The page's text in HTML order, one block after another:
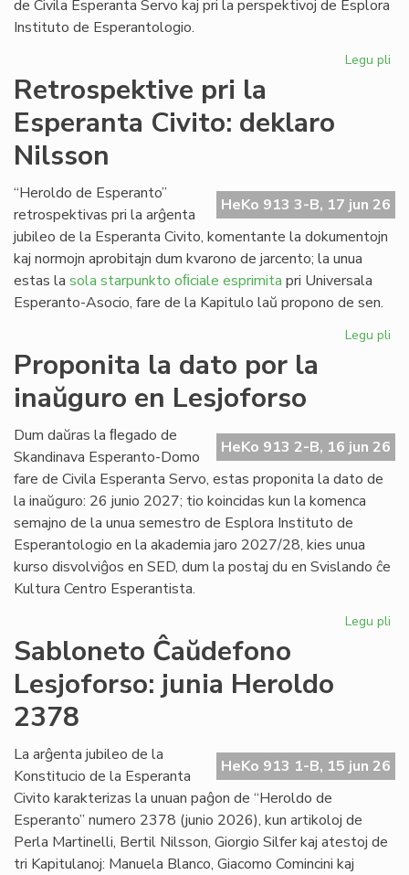
de Civila Esperanta Servo kaj pri la perspektivoj de Esplora
Instituto de Esperantologio.
Legu pli
Retrospektive pri la
Esperanta Civito: deklaro
Nilsson
HeKo 913 3-B, 17 jun 26
“Heroldo de Esperanto”
retrospektivas pri la arĝenta
jubileo de la Esperanta Civito, komentante la dokumentojn
kaj normojn aprobitajn dum kvarono de jarcento; la unua
estas la sola starpunkto oﬁciale esprimita pri Universala
Esperanto-Asocio, fare de la Kapitulo laŭ propono de sen.
Legu pli
Proponita la dato por la
inaŭguro en Lesjoforso
HeKo 913 2-B, 16 jun 26
Dum daŭras la ﬂegado de
Skandinava Esperanto-Domo
fare de Civila Esperanta Servo, estas proponita la dato de
la inaŭguro: 26 junio 2027; tio koincidas kun la komenca
semajno de la unua semestro de Esplora Instituto de
Esperantologio en la akademia jaro 2027/28, kies unua
kurso disvolviĝos en SED, dum la postaj du en Svislando ĉe
Kultura Centro Esperantista.
Legu pli
en
Sabloneto Ĉaŭdefono
Lesjoforso: junia Heroldo
2378
HeKo 913 1-B, 15 jun 26
La arĝenta jubileo de la
Konstitucio de la Esperanta
Civito karakterizas la unuan paĝon de “Heroldo de
Esperanto” numero 2378 (junio 2026), kun artikoloj de
Perla Martinelli, Bertil Nilsson, Giorgio Silfer kaj atestoj de
tri Kapitulanoj: Manuela Blanco, Giacomo Comincini kaj